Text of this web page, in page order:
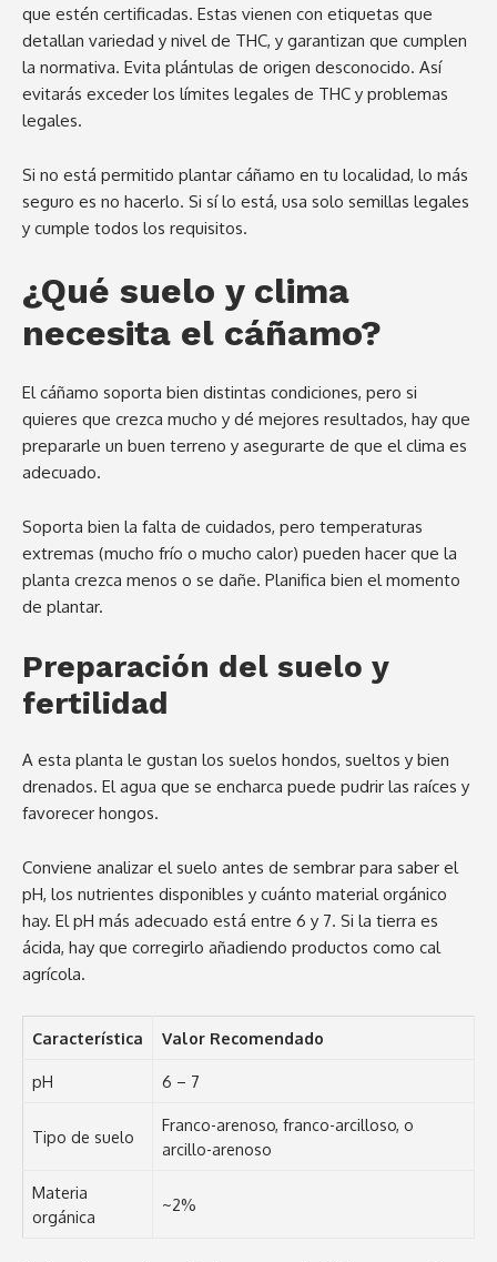
que estén certificadas. Estas vienen con etiquetas que
detallan variedad y nivel de THC, y garantizan que cumplen
la normativa. Evita plántulas de origen desconocido. Así
evitarás exceder los límites legales de THC y problemas
legales.
Si no está permitido plantar cáñamo en tu localidad, lo más
seguro es no hacerlo. Si sí lo está, usa solo semillas legales
y cumple todos los requisitos.
¿Qué suelo y clima
necesita el cáñamo?
El cáñamo soporta bien distintas condiciones, pero si
quieres que crezca mucho y dé mejores resultados, hay que
prepararle un buen terreno y asegurarte de que el clima es
adecuado.
Soporta bien la falta de cuidados, pero temperaturas
extremas (mucho frío o mucho calor) pueden hacer que la
planta crezca menos o se dañe. Planifica bien el momento
de plantar.
Preparación del suelo y
fertilidad
A esta planta le gustan los suelos hondos, sueltos y bien
drenados. El agua que se encharca puede pudrir las raíces y
favorecer hongos.
Conviene analizar el suelo antes de sembrar para saber el
pH, los nutrientes disponibles y cuánto material orgánico
hay. El pH más adecuado está entre 6 y 7. Si la tierra es
ácida, hay que corregirlo añadiendo productos como cal
agrícola.
Característica Valor Recomendado
pH 6 – 7
Tipo de suelo
Franco-arenoso, franco-arcilloso, o
arcillo-arenoso
Materia
orgánica
~2%